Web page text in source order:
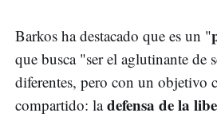
Barkos ha destacado que es un "
que busca "ser el aglutinante de
diferentes, pero con un objetivo
compartido: ladefensa de la